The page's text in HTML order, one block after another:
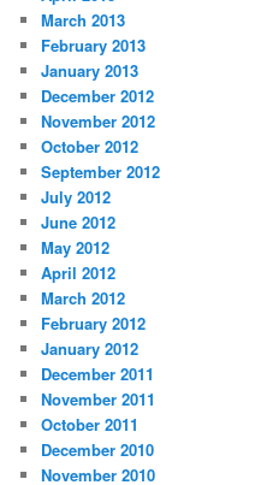
March 2013
February 2013
January 2013
December 2012
November 2012
October 2012
September 2012
July 2012
June 2012
May 2012
April 2012
March 2012
February 2012
January 2012
December 2011
November 2011
October 2011
December 2010
November 2010